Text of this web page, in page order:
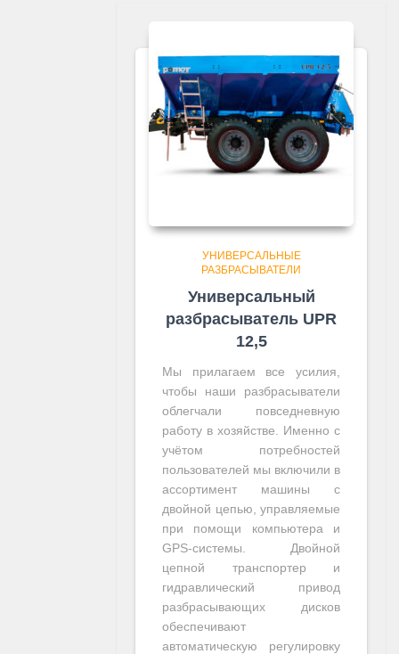
УНИВЕРСАЛЬНЫЕ
РАЗБРАСЫВАТЕЛИ
Универсальный
разбрасыватель UPR
12,5
Мы прилагаем все усилия,
чтобы наши разбрасыватели
облегчали повседневную
работу в хозяйстве. Именно с
учётом потребностей
пользователей мы включили в
ассортимент машины с
двойной цепью, управляемые
при помощи компьютера и
GPS-системы. Двойной
цепной транспортер и
гидравлический привод
разбрасывающих дисков
обеспечивают
автоматическую регулировку